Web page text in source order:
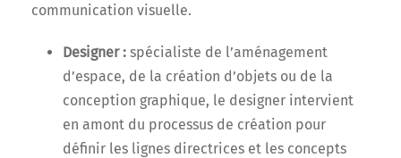
communication visuelle.
Designer : spécialiste de l’aménagement
d’espace, de la création d’objets ou de la
conception graphique, le designer intervient
en amont du processus de création pour
définir les lignes directrices et les concepts